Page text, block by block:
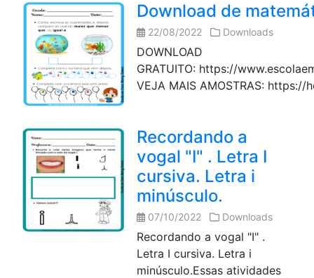
Download de
22/08/2022 Downloads
DOWNLOAD
GRATUITO: https://
VEJA MAIS AMOSTRAS:
Recordando a
vogal "I" . Letra I
cursiva. Letra i
minúsculo.
07/10/2022 Downloads
Recordando a vogal "I" .
Letra I cursiva. Letra i
minúsculo.Essas atividades